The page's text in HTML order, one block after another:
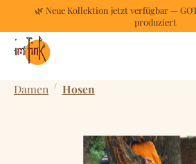
Zum Hauptinhalt springen
🌿 Neue Kollektion jetzt verfügbar —
produziert
Damen / Hosen
Bildergalerie überspringen